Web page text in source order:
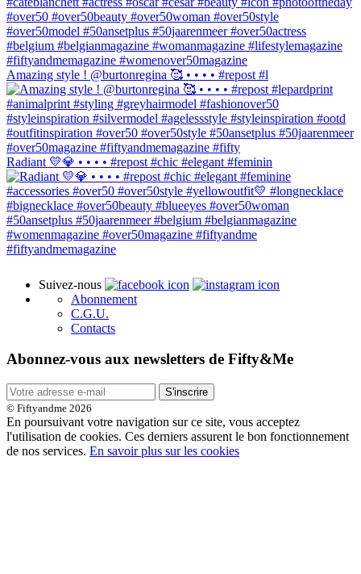
Amazing style ! @burtonregina 🥰 • • • • #repost #l
Radiant 💛💎 • • • • #repost #chic #elegant #feminin
Suivez-nous
Abonnement
C.G.U.
Contacts
Abonnez-vous aux newsletters de Fifty&Me
S'inscrire
© Fiftyandme 2026
En poursuivant votre navigation sur ce site, vous acceptez
l'utilisation de cookies. Ces derniers assurent le bon fonctionnement
de nos services. En savoir plus sur les cookies